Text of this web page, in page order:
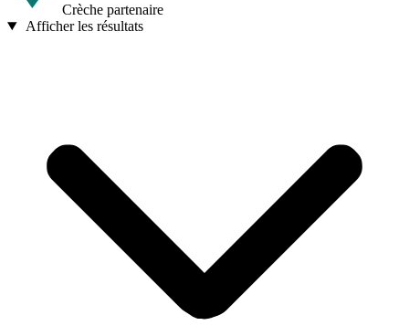
Crèche partenaire
Afficher les résultats